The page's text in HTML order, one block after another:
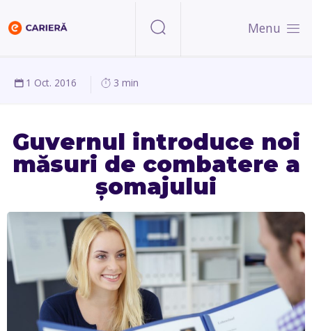
Menu
1 Oct. 2016 3 min
Guvernul introduce noi
măsuri de combatere a
șomajului